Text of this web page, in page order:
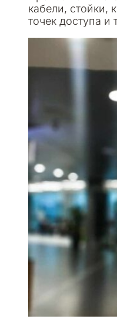
кабели, стойки,
точек доступа и